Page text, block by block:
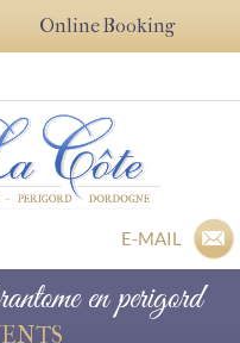
Online Booking
E-MAIL
en perigord